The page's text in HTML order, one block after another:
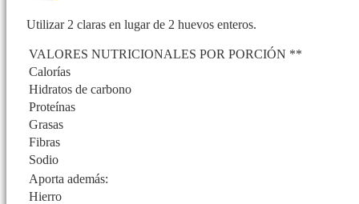
Utilizar 2 claras en lugar de 2 huevos enteros.
VALORES NUTRICIONALES POR PORCIÓN **
Calorías
Hidratos de carbono
Proteínas
Grasas
Fibras
Sodio
Aporta además:
Hierro